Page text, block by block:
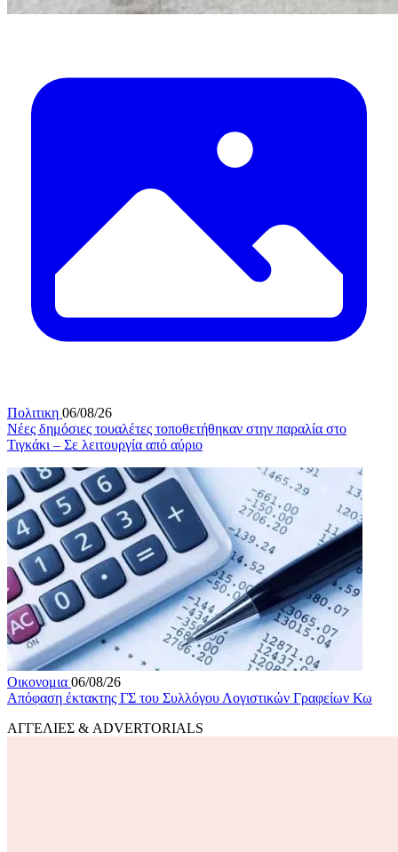
Πολιτικη 06/08/26
Νέες δημόσιες τουαλέτες τοποθετήθηκαν στην παραλία στο
Τιγκάκι – Σε λειτουργία από αύριο
Οικονομια 06/08/26
Απόφαση έκτακτης ΓΣ του Συλλόγου Λογιστικών Γραφείων Κω
ΑΓΓΕΛΙΕΣ & ADVERTORIALS